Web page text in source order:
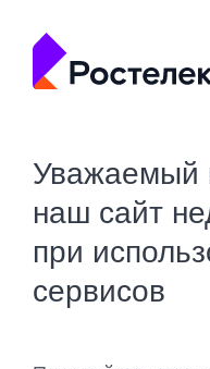
Уважаемый
наш сайт
при
сервисов